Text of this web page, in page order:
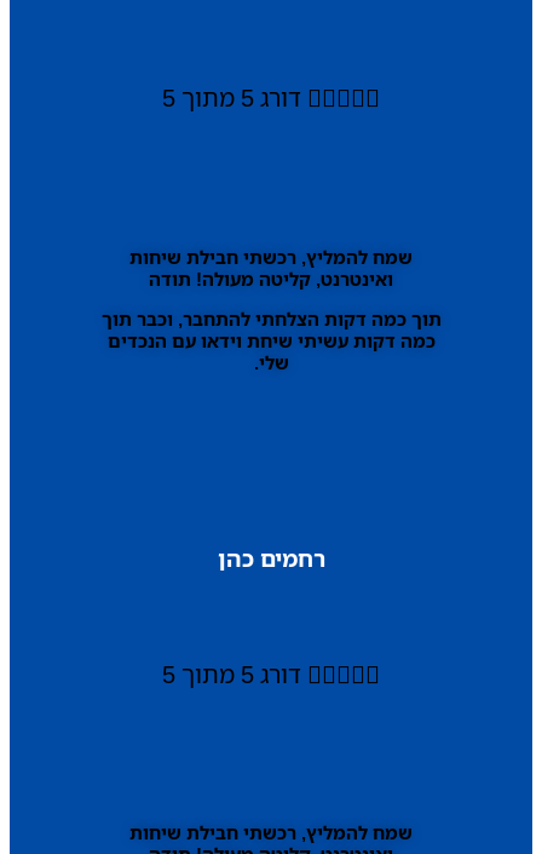
 דורג 5 מתוך 5
שמח להמליץ, רכשתי חבילת שיחות
ואינטרנט, קליטה מעולה! תודה
תוך כמה דקות הצלחתי להתחבר, וכבר תוך
כמה דקות עשיתי שיחת וידאו עם הנכדים
שלי.
רחמים כהן
 דורג 5 מתוך 5
שמח להמליץ, רכשתי חבילת שיחות